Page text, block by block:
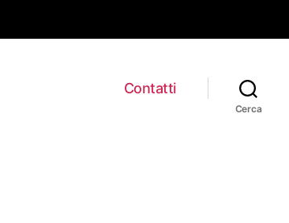
Contatti
Cerca